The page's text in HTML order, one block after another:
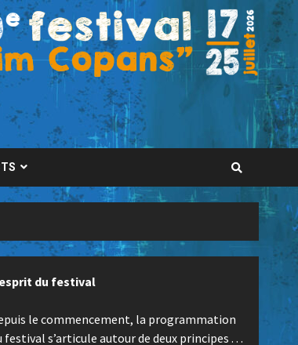
du festival
le commencement, la programmation
festival s’articule autour de deux principes . . .